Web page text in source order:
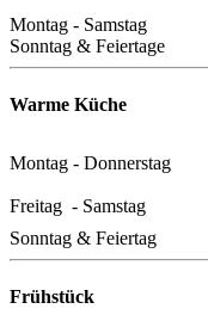
Montag - Samstag
Sonntag & Feiertage
Warme Küche
Montag - Donnerstag
Freitag - Samstag
Sonntag & Feiertag
Frühstück